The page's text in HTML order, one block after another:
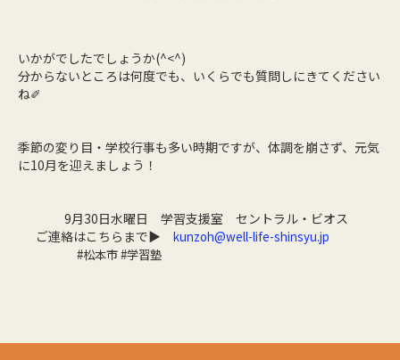
いかがでしたでしょうか(^<^)
分からないところは何度でも、いくらでも質問しにきてください
ね✐
季節の変り目・学校行事も多い時期ですが、体調を崩さず、元気
に10月を迎えましょう！
9月30日水曜日 学習支援室 セントラル・ビオス
ご連絡はこちらまで▶ kunzoh@well-life-shinsyu.jp
#松本市 #学習塾